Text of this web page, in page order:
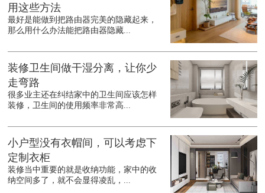
用这些方法
最好是能做到把路由器完美的隐藏起来，
那么用什么办法能把路由器隐藏...
装修卫生间做干湿分离，让你少
走弯路
很多业主还在纠结家中的卫生间应该怎样
装修，卫生间的使用频率非常高...
小户型没有衣帽间，可以考虑下
定制衣柜
装修当中重要的就是收纳功能，家中的收
纳空间多了，就不会显得凌乱，...